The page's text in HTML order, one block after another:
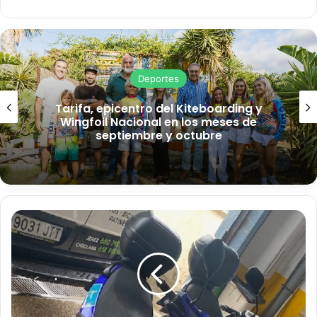
bo
ok
Deportes
Tarifa, epicentro del Kiteboarding y
Wingfoil Nacional en los meses de
septiembre y octubre
M
o
t
o
c
i
c